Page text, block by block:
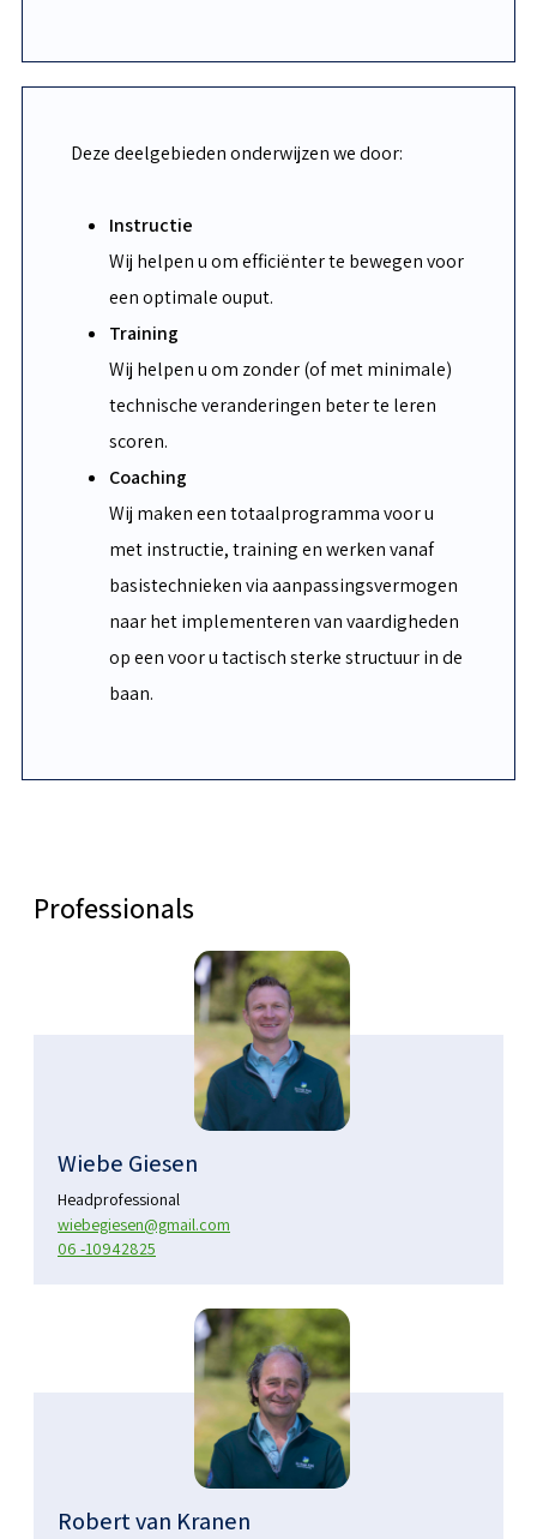
Deze deelgebieden onderwijzen we door:
Instructie
Wij helpen u om efficiënter te bewegen voor
een optimale ouput.
Training
Wij helpen u om zonder (of met minimale)
technische veranderingen beter te leren
scoren.
Coaching
Wij maken een totaalprogramma voor u
met instructie, training en werken vanaf
basistechnieken via aanpassingsvermogen
naar het implementeren van vaardigheden
op een voor u tactisch sterke structuur in de
baan.
Professionals
Wiebe Giesen
Headprofessional
wiebegiesen@gmail.com
06 -10942825
Robert van Kranen